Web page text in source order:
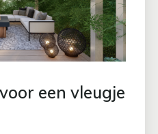
een vleugje